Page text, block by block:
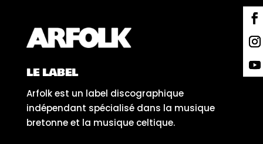
LE LABEL
Arfolk est un label discographique
indépendant spécialisé dans la musique
bretonne et la musique celtique.